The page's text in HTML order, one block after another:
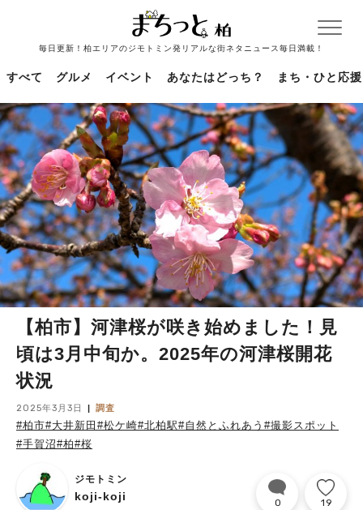
毎日更新！柏エリアのジモトミン発リアルな街ネタニュース毎日満載！
すべて グルメ イベント あなたはどっち？ まち・ひと応援
【柏市】河津桜が咲き始めました！見
頃は3月中旬か。2025年の河津桜開花
状況
2025年3月3日 調査
#柏市#大井新田 #松ケ崎#北柏駅#自然とふれあう #撮影スポット
#手賀沼#柏#桜
ジモトミン
koji-koji 0 19